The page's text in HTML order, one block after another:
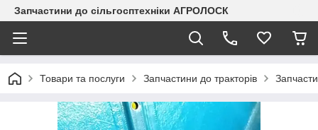
Запчастини до сільгосптехніки АГРОЛОСК
Товари та послуги Запчастини до тракторів